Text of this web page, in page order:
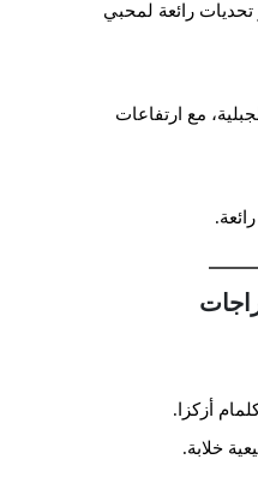
رائعة لمحبي
مع ارتفاعات
أزكزا.
خلابة.